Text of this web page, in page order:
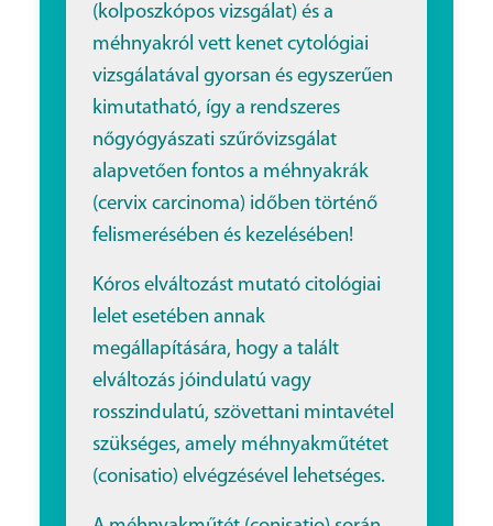
(kolposzkópos vizsgálat) és a
méhnyakról vett kenet cytológiai
vizsgálatával gyorsan és egyszerűen
kimutatható, így a rendszeres
nőgyógyászati szűrővizsgálat
alapvetően fontos a méhnyakrák
(cervix carcinoma) időben történő
felismerésében és kezelésében!
Kóros elváltozást mutató citológiai
lelet esetében annak
megállapítására, hogy a talált
elváltozás jóindulatú vagy
rosszindulatú, szövettani mintavétel
szükséges, amely méhnyakműtétet
(conisatio) elvégzésével lehetséges.